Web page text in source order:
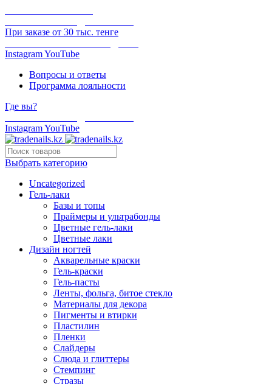
При заказе от 30 тыс. тенге
InstagramYouTube
Вопросы и ответы
Программа лояльности
Где вы?
InstagramYouTube
Выбрать категорию
Uncategorized
Гель-лаки
Базы и топы
Праймеры и ультрабонды
Цветные гель-лаки
Цветные лаки
Дизайн ногтей
Акварельные краски
Гель-краски
Гель-пасты
Ленты, фольга, битое стекло
Материалы для декора
Пигменты и втирки
Пластилин
Пленки
Слайдеры
Слюда и глиттеры
Стемпинг
Стразы